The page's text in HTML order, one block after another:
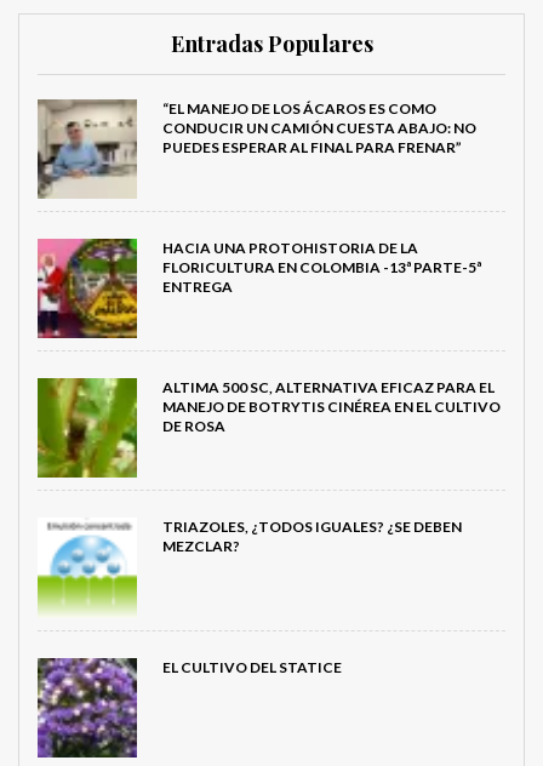
Entradas Populares
“EL MANEJO DE LOS ÁCAROS ES COMO
CONDUCIR UN CAMIÓN CUESTA ABAJO: NO
PUEDES ESPERAR AL FINAL PARA FRENAR”
HACIA UNA PROTOHISTORIA DE LA
FLORICULTURA EN COLOMBIA -13ª PARTE-5ª
ENTREGA
ALTIMA 500 SC, ALTERNATIVA EFICAZ PARA EL
MANEJO DE BOTRYTIS CINÉREA EN EL CULTIVO
DE ROSA
TRIAZOLES, ¿TODOS IGUALES? ¿SE DEBEN
MEZCLAR?
EL CULTIVO DEL STATICE